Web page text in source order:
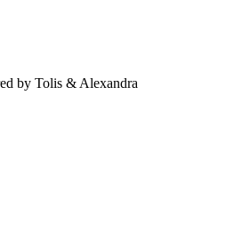
by Tolis & Alexandra